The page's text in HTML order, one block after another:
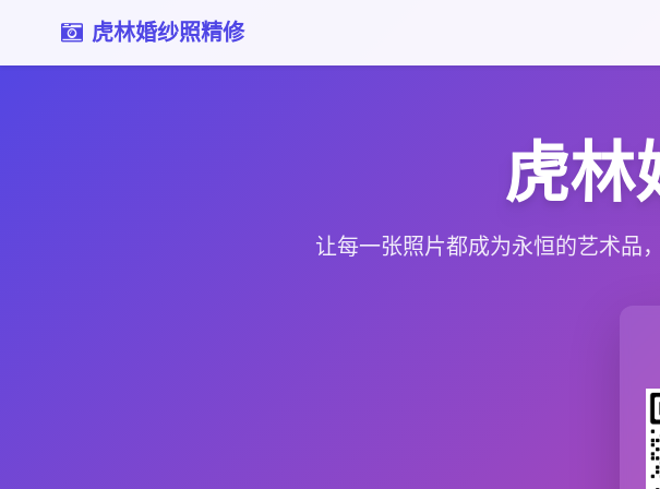
虎林婚纱照精修
虎林
让每一张照片都成为永恒的艺术品